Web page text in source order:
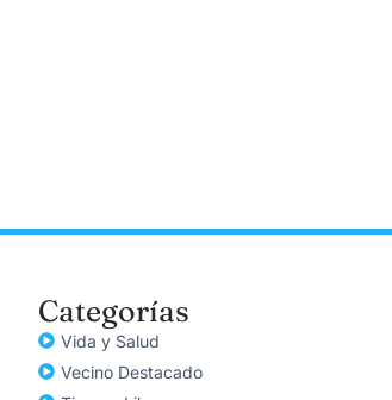
Categorías
Vida y Salud
Vecino Destacado